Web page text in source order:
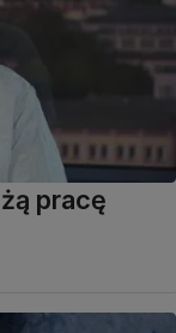
pracę